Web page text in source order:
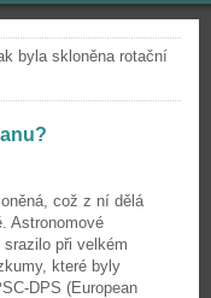
byla skloněna rotační
což z ní dělá
Astronomové
při velkém
které byly
DPS (European